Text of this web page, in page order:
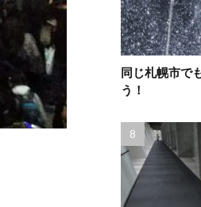
同じ札幌市で
う！